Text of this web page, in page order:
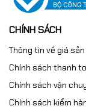
CHÍNH SÁCH
Thông tin về giá
Chính sách thanh
Chính sách vận
Chính sách kiểm